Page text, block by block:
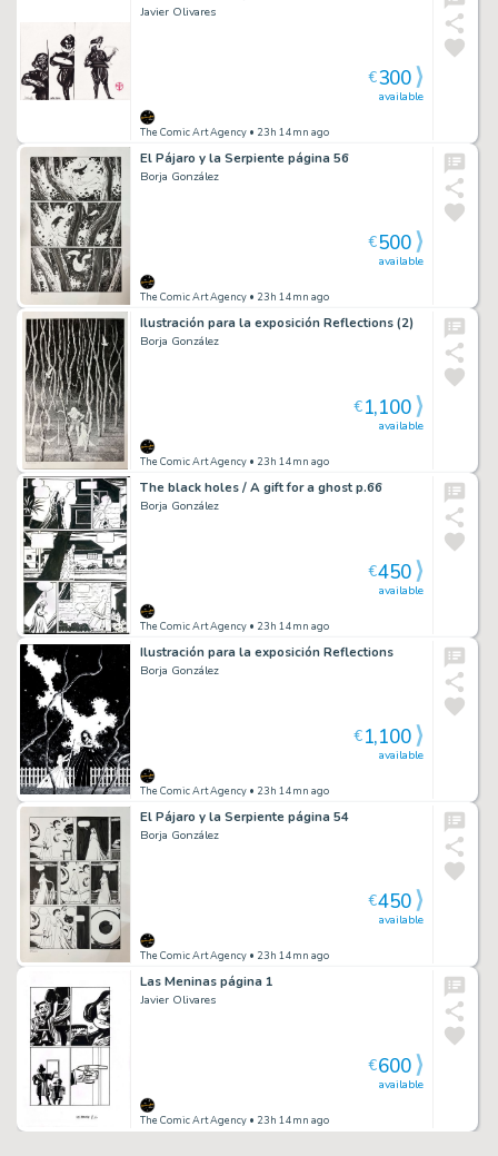
Javier Olivares
The Comic Art Agency • 23h 14mn ago
available
€300
El Pájaro y la Serpiente página 56
Borja González
The Comic Art Agency • 23h 14mn ago
available
€500
Ilustración para la exposición Reflections (2)
Borja González
The Comic Art Agency • 23h 14mn ago
available
€1,100
The black holes / A gift for a ghost p.66
Borja González
The Comic Art Agency • 23h 14mn ago
available
€450
Ilustración para la exposición Reflections
Borja González
The Comic Art Agency • 23h 14mn ago
available
€1,100
El Pájaro y la Serpiente página 54
Borja González
The Comic Art Agency • 23h 14mn ago
available
€450
Las Meninas página 1
Javier Olivares
The Comic Art Agency • 23h 14mn ago
available
€600